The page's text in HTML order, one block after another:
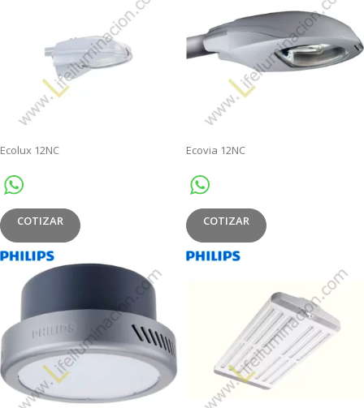
Ecolux 12NC
COTIZAR
Ecovia 12NC
COTIZAR